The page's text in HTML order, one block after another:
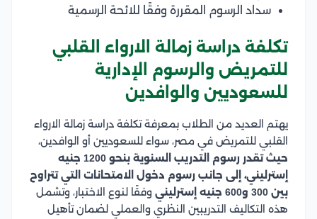
سداد الرسوم المقررة وفقًا للائحة الرسمية
تكلفة دراسة زمالة الارواء القلبي
للتمريض والرسوم الإدارية
للسعوديين والوافدين
يهتم العديد من الطلاب بمعرفة تكلفة دراسة زمالة الارواء
القلبي للتمريض في مصر، سواء للسعوديين أو الوافدين،
حيث تقدر رسوم التدريب السنوية بنحو 1200 جنيه
إسترليني، إلى جانب رسوم دخول الامتحانات التي تتراوح
بين 300 و600 جنيه إسترليني
وفقًا لنوع الاختبار، وتشمل
هذه التكاليف التدريبين النظري والعملي لضمان تأهيل